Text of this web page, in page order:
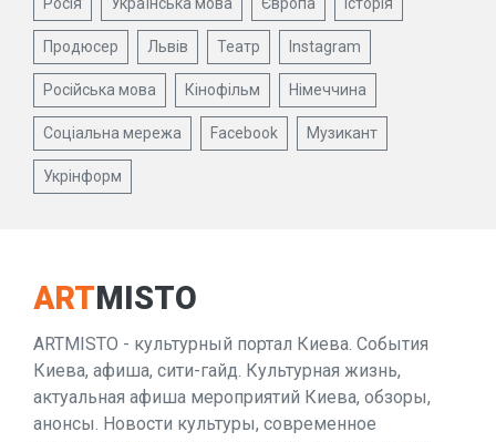
Продюсер Львів Театр Instagram
Російська мова Кінофільм Німеччина
Соціальна мережа Facebook Музикант
Укрінформ
ARTMISTO
ARTMISTO - культурный портал Киева. События
Киева, афиша, сити-гайд. Культурная жизнь,
актуальная афиша мероприятий Киева, обзоры,
анонсы. Новости культуры, современное